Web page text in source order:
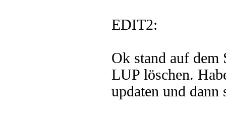
EDIT2:
Ok stand auf dem
LUP löschen.
updaten und